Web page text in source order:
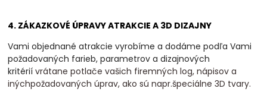
4. ZÁKAZKOVÉ ÚPRAVY ATRAKCIE A 3D DIZAJNY
Vami objednané atrakcie vyrobíme a dodáme podľa Vami
požadovaných farieb, parametrov a dizajnových
kritérií vrátane potlače vašich firemných log, nápisov a
inýchpožadovaných úprav, ako sú napr.špeciálne 3D tvary.